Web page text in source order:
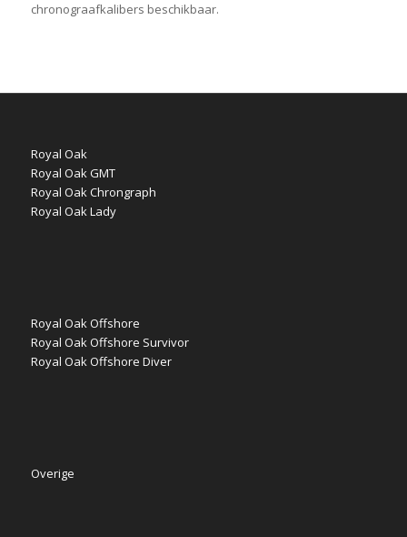
chronograafkalibers beschikbaar.
Royal Oak
Royal Oak GMT
Royal Oak Chrongraph
Royal Oak Lady
Royal Oak Offshore
Royal Oak Offshore Survivor
Royal Oak Offshore Diver
Overige